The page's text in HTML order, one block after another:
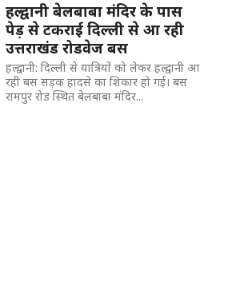
हल्द्वानी बेलबाबा मंदिर के पास
पेड़ से टकराई दिल्ली से आ रही
उत्तराखंड रोडवेज बस
हल्द्वानी: दिल्ली से यात्रियों को लेकर हल्द्वानी आ
रही बस सड़क हादसे का शिकार हो गई। बस
रामपुर रोड स्थित बेलबाबा मंदिर...